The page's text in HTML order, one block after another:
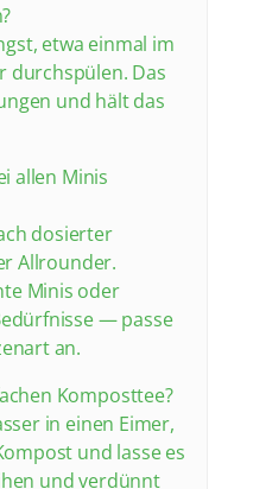
etwa einmal im
durchspülen. Das
und hält das
allen Minis
dosierter
Allrounder.
Minis oder
— passe
an.
Komposttee?
in einen Eimer,
und lasse es
und verdünnt